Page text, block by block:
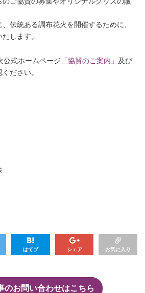
、伝統ある調布花火を開催するために、
します。
公式ホームページ 「協賛のご案内」 及び
ださい。
はてブ シェア お気に入り
のお問い合わせはこちら